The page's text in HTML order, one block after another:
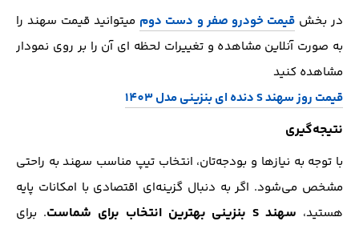
در بخشقیمت خودرو صفر و دست دوم میتوانید قیمت سهند را
به صورت آنلاین مشاهده و تغییرات لحظه ای آن را بر روی نمودار
مشاهده کنید
قیمت روز سهند S دنده ای بنزینی مدل 1403
نتیجه‌گیری
با توجه به نیازها و بودجه‌تان، انتخاب تیپ مناسب سهند به راحتی
مشخص می‌شود. اگر به دنبال گزینه‌ای اقتصادی با امکانات پایه
هستید، سهند S بنزینی بهترین انتخاب برای شماست
. برای